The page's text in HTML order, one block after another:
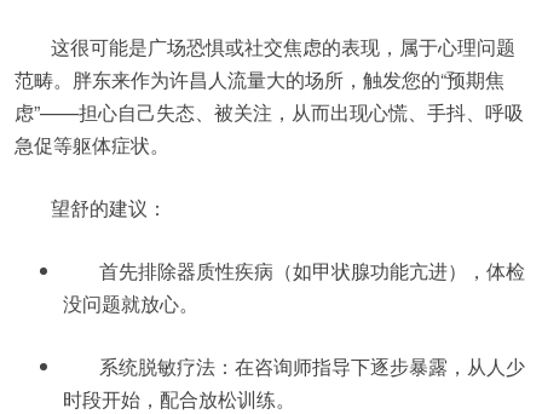
这很可能是广场恐惧或社交焦虑的表现，属于心理问题
范畴。胖东来作为许昌人流量大的场所，触发您的“预期焦
虑”——担心自己失态、被关注，从而出现心慌、手抖、呼吸
急促等躯体症状。
望舒的建议：
首先排除器质性疾病（如甲状腺功能亢进），体检
没问题就放心。
系统脱敏疗法：在咨询师指导下逐步暴露，从人少
时段开始，配合放松训练。